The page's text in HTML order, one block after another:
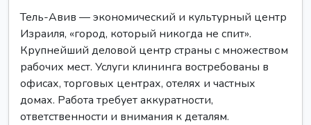
Тель-Авив — экономический и культурный центр
Израиля, «город, который никогда не спит».
Крупнейший деловой центр страны с множеством
рабочих мест. Услуги клининга востребованы в
офисах, торговых центрах, отелях и частных
домах. Работа требует аккуратности,
ответственности и внимания к деталям.